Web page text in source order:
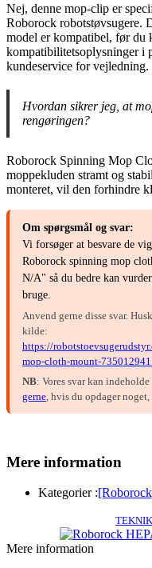
Nej, denne mop-clip er
Roborock robotstøvsugere.
model er kompatibel, før du
kompatibilitetsoplysninger i
kundeservice for vejledning.
Hvordan sikrer jeg, at
rengøringen?
Roborock Spinning Mop
moppekluden stramt og
monteret, vil den forhindre
Om spørgsmål og svar:
Vi forsøger at besvare de
Roborock spinning mop
N/A" så du bedre kan
bruge.
Anvend gerne disse svar.
kilde:
https://
mop-cloth-mount-
NB: Vores svar kan
gerne , hvis du opdager
Mere information
Kategorier :
Mere information